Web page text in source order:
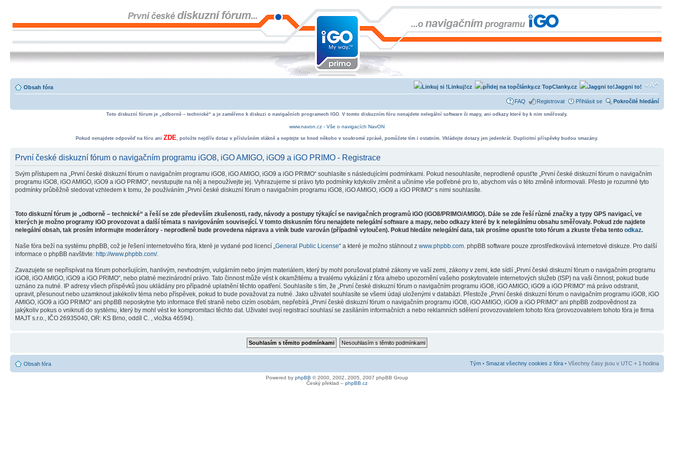
Obsah fóra Jaggni to!
TopClanky.cz
Linkuj!cz
FAQ Registrovat Přihlásit se Pokročilé hledání
Toto diskuzní fórum je „odborně – technické“ a je zaměřeno k diskuzi o navigačních programech IGO. V tomto diskuzním fóru nenajdete nelegální software či mapy, ani odkazy které by k nim směřovaly.
www.navon.cz - Vše o navigacích NavON
Pokud nenajdete odpověď na fóru ani ZDE, položte nejdřív dotaz v příslušném vlákně a neptejte se hned někoho v soukromé zprávě, pomůžete tím i ostatním. Vkládejte dotazy jen jedenkrát. Duplicitní příspěvky budou smazány.
První české diskuzní fórum o navigačním programu iGO8, iGO AMIGO, iGO9 a iGO PRIMO - Registrace
Svým přístupem na „První české diskuzní fórum o navigačním programu iGO8, iGO AMIGO, iGO9 a iGO PRIMO“ souhlasíte s následujícími podmínkami. Pokud nesouhlasíte, neprodleně opusťte „První české diskuzní fórum o navigačním
programu iGO8, iGO AMIGO, iGO9 a iGO PRIMO“, nevstupujte na něj a nepoužívejte jej. Vyhrazujeme si právo tyto podmínky kdykoliv změnit a učiníme vše potřebné pro to, abychom vás o této změně informovali. Přesto je rozumné tyto
podmínky průběžně sledovat vzhledem k tomu, že používáním „První české diskuzní fórum o navigačním programu iGO8, iGO AMIGO, iGO9 a iGO PRIMO“ s nimi souhlasíte.
Toto diskuzní fórum je „odborně – technické“ a řeší se zde především zkušenosti, rady, návody a postupy týkající se navigačních programů iGO (iGO8/PRIMO/AMIGO). Dále se zde řeší různé značky a typy GPS navigací, ve
kterých je možno programy iGO provozovat a další témata s navigováním související. V tomto diskusním fóru nenajdete nelegální software a mapy, nebo odkazy které by k nelegálnímu obsahu směřovaly. Pokud zde najdete
nelegální obsah, tak prosím informujte moderátory - neprodleně bude provedena náprava a viník bude varován (případně vyloučen). Pokud hledáte nelegální data, tak prosíme opusťte toto fórum a zkuste třeba tento odkaz.
Naše fóra beží na systému phpBB, což je řešení internetového fóra, které je vydané pod licencí „General Public License“ a které je možno stáhnout z www.phpbb.com. phpBB software pouze zprostředkovává internetové diskuze. Pro další
informace o phpBB navštivte: http://www.phpbb.com/.
Zavazujete se nepřispívat na fórum pohoršujícím, hanlivým, nevhodným, vulgárním nebo jiným materiálem, který by mohl porušovat platné zákony ve vaší zemi, zákony v zemi, kde sídlí „První české diskuzní fórum o navigačním programu
iGO8, iGO AMIGO, iGO9 a iGO PRIMO“, nebo platné mezinárodní právo. Tato činnost může vést k okamžitému a trvalému vykázání z fóra a/nebo upozornění vašeho poskytovatele internetových služeb (ISP) na vaši činnost, pokud bude
uznáno za nutné. IP adresy všech příspěvků jsou ukládány pro případné uplatnění těchto opatření. Souhlasíte s tím, že „První české diskuzní fórum o navigačním programu iGO8, iGO AMIGO, iGO9 a iGO PRIMO“ má právo odstranit,
upravit, přesunout nebo uzamknout jakékoliv téma nebo příspěvek, pokud to bude považovat za nutné. Jako uživatel souhlasíte se všemi údaji uloženými v databázi. Přestože „První české diskuzní fórum o navigačním programu iGO8, iGO
AMIGO, iGO9 a iGO PRIMO“ ani phpBB neposkytne tyto informace třetí straně nebo cizím osobám, nepřebírá „První české diskuzní fórum o navigačním programu iGO8, iGO AMIGO, iGO9 a iGO PRIMO“ ani phpBB zodpovědnost za
jakýkoliv pokus o vniknutí do systému, který by mohl vést ke kompromitaci těchto dat. Uživatel svojí registrací souhlasí se zasíláním informačních a nebo reklamních sdělení provozovatelem tohoto fóra (provozovatelem tohoto fóra je firma
MAJT s.r.o., IČO 26935040, OR: KS Brno, oddíl C. , vložka 46594).
Obsah fóra Tým • Smazat všechny cookies z fóra • Všechny časy jsou v UTC + 1 hodina
Powered by phpBB © 2000, 2002, 2005, 2007 phpBB Group
Český překlad – phpBB.cz